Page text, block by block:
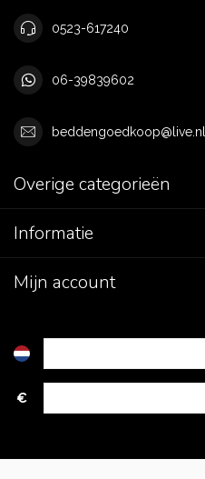
0523-617240
06-39839602
beddengoedkoop@live.nl
Overige categorieën
Informatie
Mijn account
€